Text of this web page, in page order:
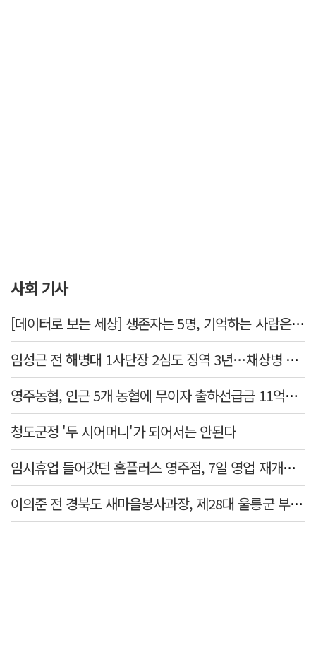
사회 기사
[데이터로 보는 세상] 생존자는 5명, 기억하는 사람은 늘었다
임성근 전 해병대 1사단장 2심도 징역 3년…채상병 순직 책임 유죄
영주농협, 인근 5개 농협에 무이자 출하선급금 11억원 지원…상생 유통망 강화
청도군정 '두 시어머니'가 되어서는 안된다
임시휴업 들어갔던 홈플러스 영주점, 7일 영업 재개…지하 1층만 운영
이의준 전 경북도 새마을봉사과장, 제28대 울릉군 부군수 취임